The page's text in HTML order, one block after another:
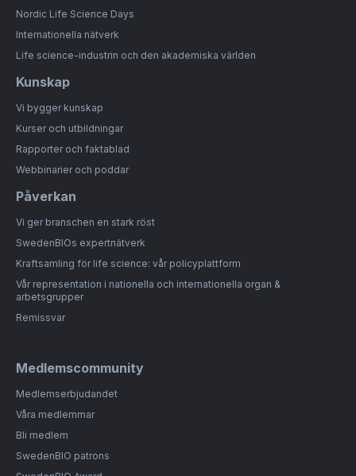
Nordic Life Science Days
Internationella nätverk
Life science-industrin och den akademiska världen
Kunskap
Vi bygger kunskap
Kurser och utbildningar
Rapporter och faktablad
Webbinarier och poddar
Påverkan
Vi ger branschen en stark röst
SwedenBIOs expertnätverk
Kraftsamling för life science: vår policyplattform
Vår representation i nationella och internationella organ &
arbetsgrupper
Remissvar
Medlemscommunity
Medlemserbjudandet
Våra medlemmar
Bli medlem
SwedenBIO patrons